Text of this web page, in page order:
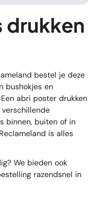
drukken
bestel je deze
bushokjes en
abri poster drukken
binnen, buiten of in
is alles
We bieden ook
razendsnel in